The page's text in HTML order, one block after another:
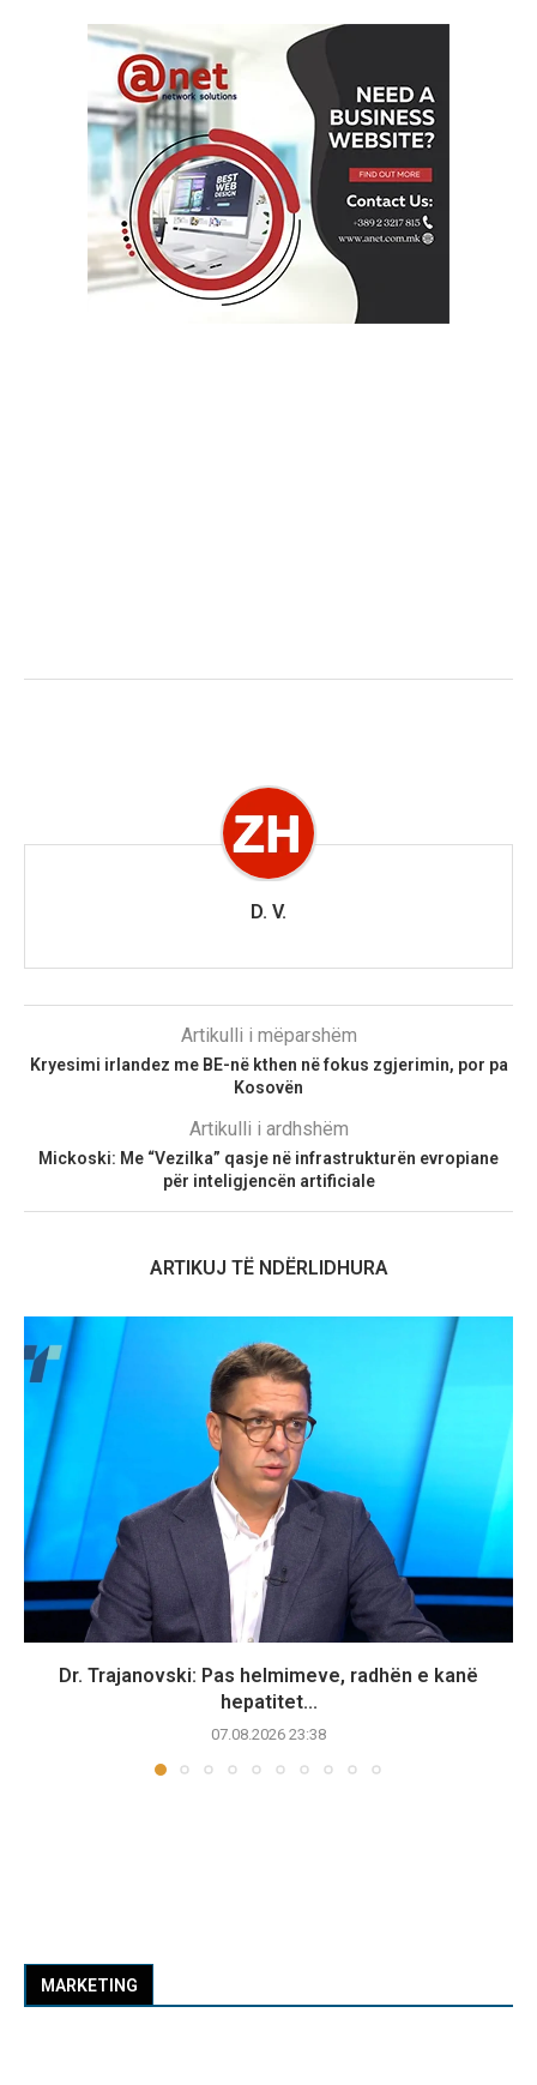
D. V.
Artikulli i mëparshëm
Kryesimi irlandez me BE-në kthen në fokus zgjerimin, por pa
Kosovën
Artikulli i ardhshëm
Mickoski: Me “Vezilka” qasje në infrastrukturën evropiane
për inteligjencën artificiale
ARTIKUJ TË NDËRLIDHURA
Dr. Trajanovski: Pas helmimeve, radhën e kanë
hepatitet...
07.08.2026 23:38
MARKETING